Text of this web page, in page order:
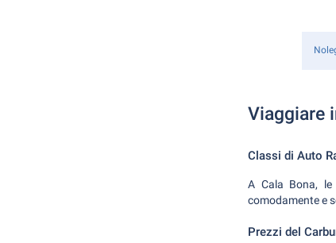
Viaggiare
Classi di Auto
A Cala Bona,
comodamente e
Prezzi del